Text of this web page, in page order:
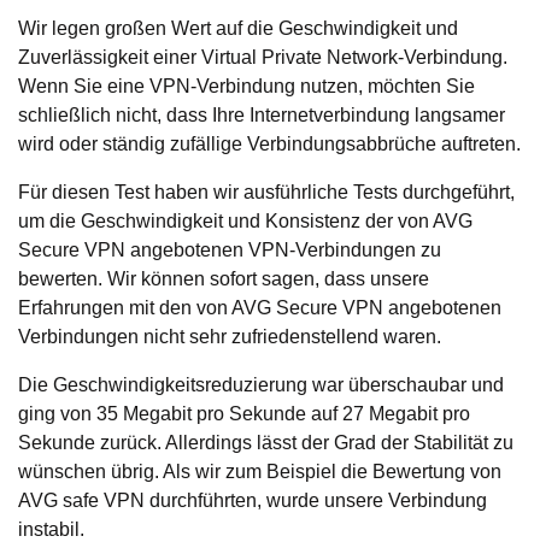
Wir legen großen Wert auf die Geschwindigkeit und
Zuverlässigkeit einer Virtual Private Network-Verbindung.
Wenn Sie eine VPN-Verbindung nutzen, möchten Sie
schließlich nicht, dass Ihre Internetverbindung langsamer
wird oder ständig zufällige Verbindungsabbrüche auftreten.
Für diesen Test haben wir ausführliche Tests durchgeführt,
um die Geschwindigkeit und Konsistenz der von AVG
Secure VPN angebotenen VPN-Verbindungen zu
bewerten. Wir können sofort sagen, dass unsere
Erfahrungen mit den von AVG Secure VPN angebotenen
Verbindungen nicht sehr zufriedenstellend waren.
Die Geschwindigkeitsreduzierung war überschaubar und
ging von 35 Megabit pro Sekunde auf 27 Megabit pro
Sekunde zurück. Allerdings lässt der Grad der Stabilität zu
wünschen übrig. Als wir zum Beispiel die Bewertung von
AVG safe VPN durchführten, wurde unsere Verbindung
instabil.